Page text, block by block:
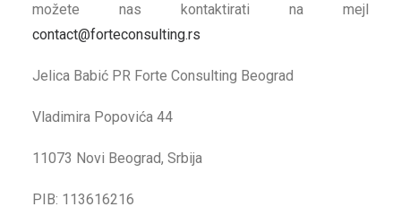
možete nas kontaktirati na mejl
contact@forteconsulting.rs
Jelica Babić PR Forte Consulting Beograd
Vladimira Popovića 44
11073 Novi Beograd, Srbija
PIB: 113616216